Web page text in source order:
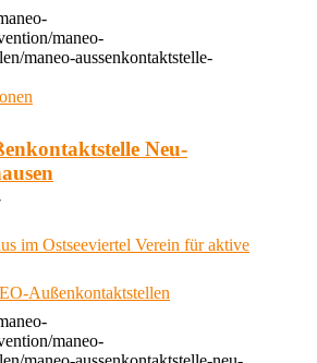
maneo-
maneo-aussenkontaktstelle-
Neu-
im Ostseeviertel Verein für aktive
Außenkontaktstellen
maneo-